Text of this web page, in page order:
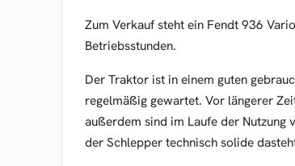
Zum Verkauf steht ein Fendt 936
Betriebsstunden.
Der Traktor ist in einem guten
regelmäßig gewartet. Vor längerer
außerdem sind im Laufe der Nutzung
der Schlepper technisch solide